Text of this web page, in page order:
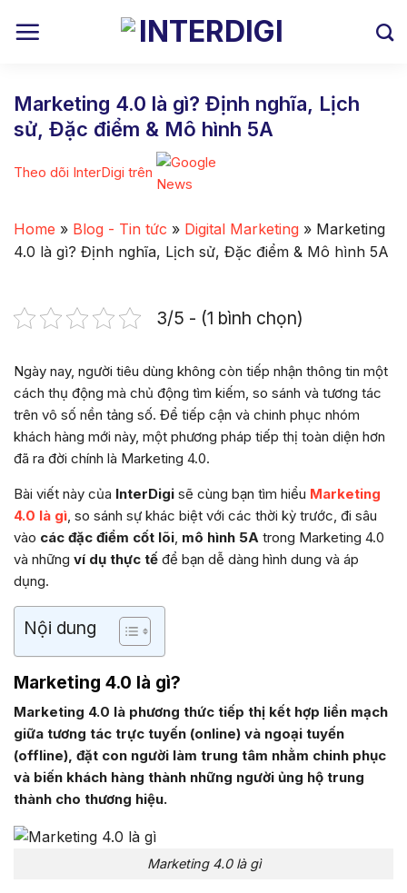
Marketing 4.0 là gì? Định nghĩa, Lịch
sử, Đặc điểm & Mô hình 5A
Theo dõi InterDigi trên
Home » Blog - Tin tức » Digital Marketing » Marketing
4.0 là gì? Định nghĩa, Lịch sử, Đặc điểm & Mô hình 5A
3/5 - (1 bình chọn)
Ngày nay, người tiêu dùng không còn tiếp nhận thông tin một
cách thụ động mà chủ động tìm kiếm, so sánh và tương tác
trên vô số nền tảng số. Để tiếp cận và chinh phục nhóm
khách hàng mới này, một phương pháp tiếp thị toàn diện hơn
đã ra đời chính là Marketing 4.0.
Bài viết này của InterDigi sẽ cùng bạn tìm hiểu Marketing
4.0 là gì , so sánh sự khác biệt với các thời kỳ trước, đi sâu
vào các đặc điểm cốt lõi mô hình 5A trong Marketing 4.0
và những ví dụ thực tế để bạn dễ dàng hình dung và áp
dụng.
Nội dung
Marketing 4.0 là gì?
Marketing 4.0 là phương thức tiếp thị kết hợp liền mạch
giữa tương tác trực tuyến (online) và ngoại tuyến
(offline), đặt con người làm trung tâm nhằm chinh phục
và biến khách hàng thành những người ủng hộ trung
thành cho thương hiệu.
Marketing 4.0 là gì